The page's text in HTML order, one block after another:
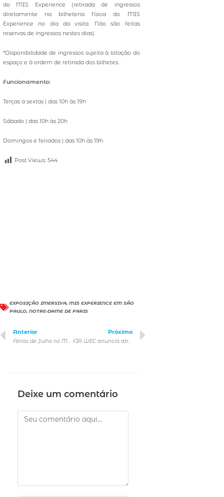
do MIS Experience (retirada de ingressos
diretamente na bilheteria física do MIS
Experience no dia da visita. Não são feitas
reservas de ingressos nestes dias).
*Disponibilidade de ingressos sujeita à lotação do
espaço e à ordem de retirada dos bilhetes.
Funcionamento:
Terças a sextas | das 10h às 19h
Sábado | das 10h às 20h
Domingos e feriados | das 10h às 19h
Post Views: 544
EXPOSIÇÃO IMERSIVA, MIS EXPERIENCE EM SÃO
PAULO, NOTRE-DAME DE PARIS
Anterior Próximo
FIA WEC anuncia atrações da etapa Rolex 6 Horas de São Paulo e garante maior show do grid já visto no Brasil
Deixe um comentário